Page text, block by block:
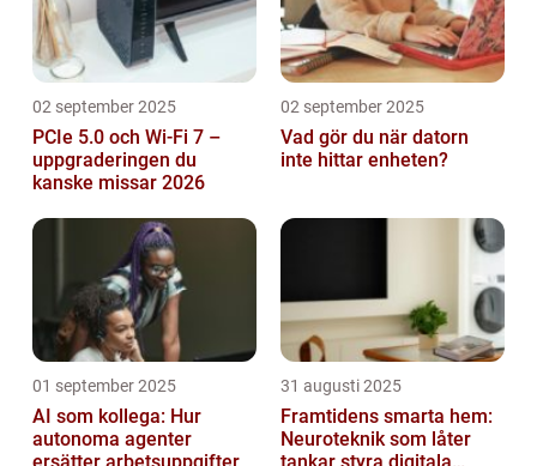
02 september 2025
PCIe 5.0 och Wi-Fi 7 –
uppgraderingen du
kanske missar 2026
02 september 2025
Vad gör du när datorn
inte hittar enheten?
01 september 2025
AI som kollega: Hur
autonoma agenter
31 augusti 2025
Framtidens smarta hem:
Neuroteknik som låter